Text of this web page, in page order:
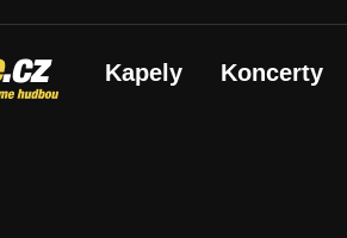
Kapely Koncerty